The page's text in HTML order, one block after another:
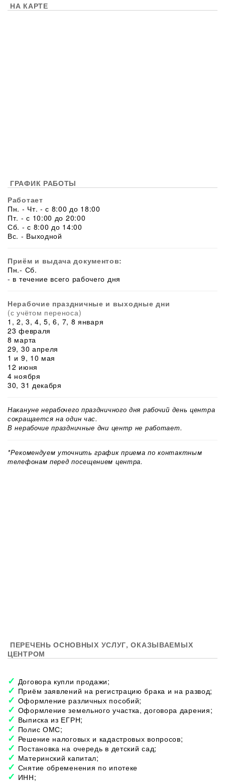
НА КАРТЕ
ГРАФИК РАБОТЫ
Работает
Пн. - Чт. - с 8:00 до 18:00
Пт. - с 10:00 до 20:00
Сб. - с 8:00 до 14:00
Вс. - Выходной
Приём и выдача документов:
Пн.- Сб.
- в течение всего рабочего дня
Нерабочие праздничные и выходные дни
(с учётом переноса)
1, 2, 3, 4, 5, 6, 7, 8 января
23 февраля
8 марта
29, 30 апреля
1 и 9, 10 мая
12 июня
4 ноября
30, 31 декабря
Накануне нерабочего праздничного дня рабочий день центра
сокращается на один час.
В нерабочие праздничные дни центр не работает.
*Рекомендуем уточнить график приема по контактным
телефонам перед посещением центра.
ПЕРЕЧЕНЬ ОСНОВНЫХ УСЛУГ, ОКАЗЫВАЕМЫХ
ЦЕНТРОМ
Договора купли продажи;
Приём заявлений на регистрацию брака и на развод;
Оформление различных пособий;
Оформление земельного участка, договора дарения;
Выписка из ЕГРН;
Полис ОМС;
Решение налоговых и кадастровых вопросов;
Постановка на очередь в детский сад;
Материнский капитал;
Снятие обременения по ипотеке
ИНН;